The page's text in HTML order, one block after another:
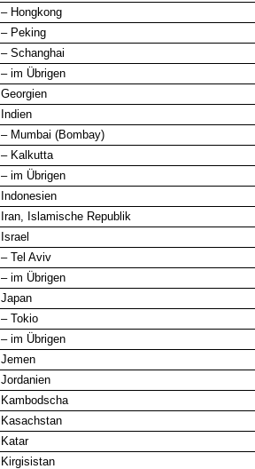
– Hongkong
– Peking
– Schanghai
– im Übrigen
Georgien
Indien
– Mumbai (Bombay)
– Kalkutta
– im Übrigen
Indonesien
Iran, Islamische Republik
Israel
– Tel Aviv
– im Übrigen
Japan
– Tokio
– im Übrigen
Jemen
Jordanien
Kambodscha
Kasachstan
Katar
Kirgisistan